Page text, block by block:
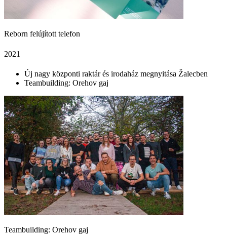
Reborn felújított telefon
2021
Új nagy központi raktár és irodaház megnyitása Žalecben
Teambuilding: Orehov gaj
Teambuilding: Orehov gaj